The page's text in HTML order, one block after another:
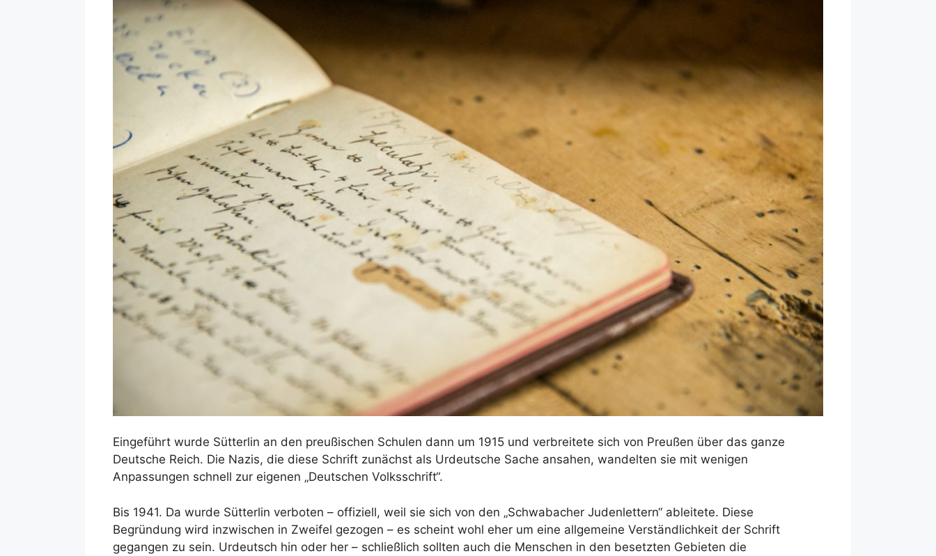
Eingeführt wurde Sütterlin an den preußischen Schulen dann um 1915 und verbreitete sich von Preußen über das ganze
Deutsche Reich. Die Nazis, die diese Schrift zunächst als Urdeutsche Sache ansahen, wandelten sie mit wenigen
Anpassungen schnell zur eigenen „Deutschen Volksschrift“.
Bis 1941. Da wurde Sütterlin verboten – offiziell, weil sie sich von den „Schwabacher Judenlettern“ ableitete. Diese
Begründung wird inzwischen in Zweifel gezogen – es scheint wohl eher um eine allgemeine Verständlichkeit der Schrift
gegangen zu sein. Urdeutsch hin oder her – schließlich sollten auch die Menschen in den besetzten Gebieten die